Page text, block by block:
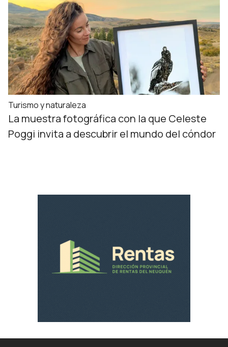
Turismo y naturaleza
La muestra fotográfica con la que Celeste
Poggi invita a descubrir el mundo del cóndor